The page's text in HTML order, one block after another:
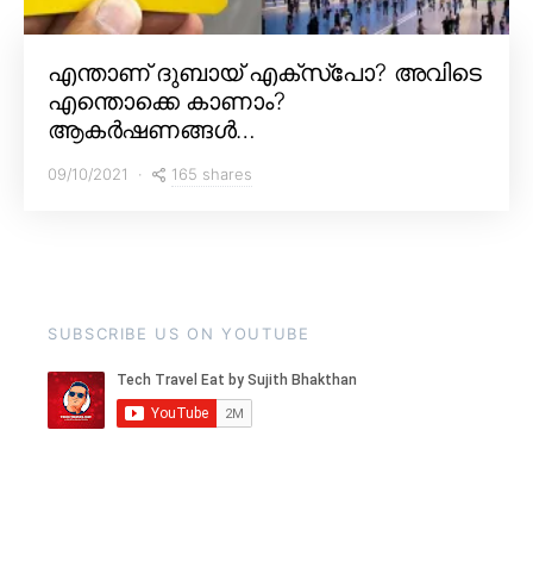
എന്താണ് ദുബായ് എക്സ്പോ? അവിടെ
എന്തൊക്കെ കാണാം?
ആകർഷണങ്ങൾ…
09/10/2021 165 shares
SUBSCRIBE US ON YOUTUBE